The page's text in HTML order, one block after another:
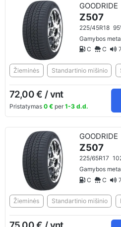
GOODRIDE
Z507
225/45R18
Gamybos
C
C
Žieminės Standartinio mišinio
72,00 € / vnt
Pristatymas 0 €per 1-3 d.d.
GOODRIDE
Z507
225/65R17
Gamybos
C
C
Žieminės Standartinio mišinio